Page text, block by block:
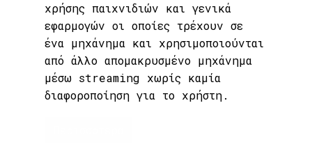
χρήσης παιχνιδιών και γενικά
εφαρμογών οι οποίες τρέχουν σε
ένα μηχάνημα και χρησιμοποιούνται
από άλλο απομακρυσμένο μηχάνημα
μέσω streaming χωρίς καμία
διαφοροποίηση για το χρήστη.